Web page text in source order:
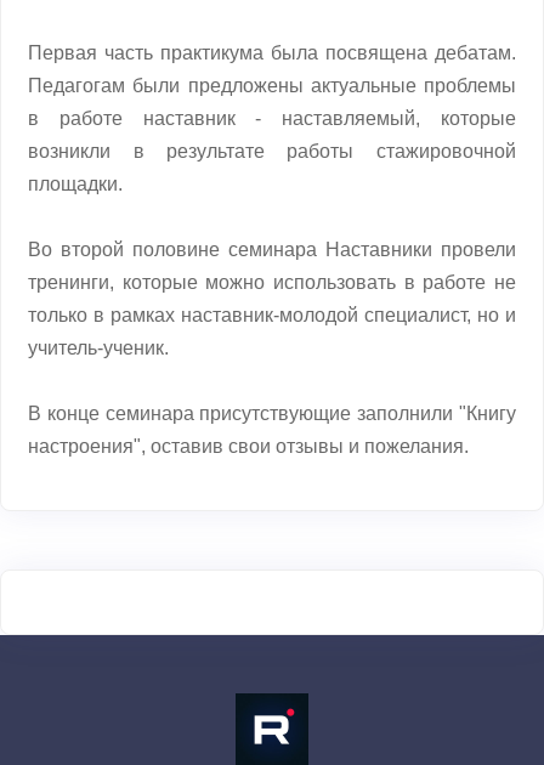
Первая часть практикума была посвящена дебатам.
Педагогам были предложены актуальные проблемы
в работе наставник - наставляемый, которые
возникли в результате работы стажировочной
площадки.
Во второй половине семинара Наставники провели
тренинги, которые можно использовать в работе не
только в рамках наставник-молодой специалист, но и
учитель-ученик.
В конце семинара присутствующие заполнили "Книгу
настроения", оставив свои отзывы и пожелания.